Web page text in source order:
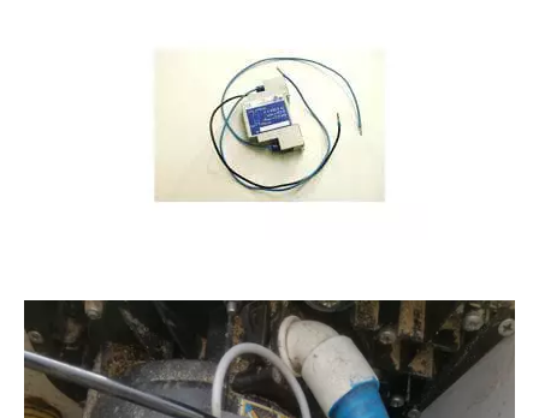
Bricolage
Lifestyle
Culture
Sport
Auto
Television
Voyage
Cinema